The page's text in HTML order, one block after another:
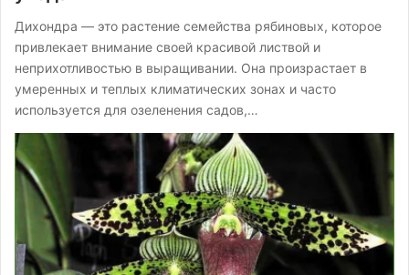
Дихондра — это растение семейства рябиновых, которое
привлекает внимание своей красивой листвой и
неприхотливостью в выращивании. Она произрастает в
умеренных и теплых климатических зонах и часто
используется для озеленения садов,…